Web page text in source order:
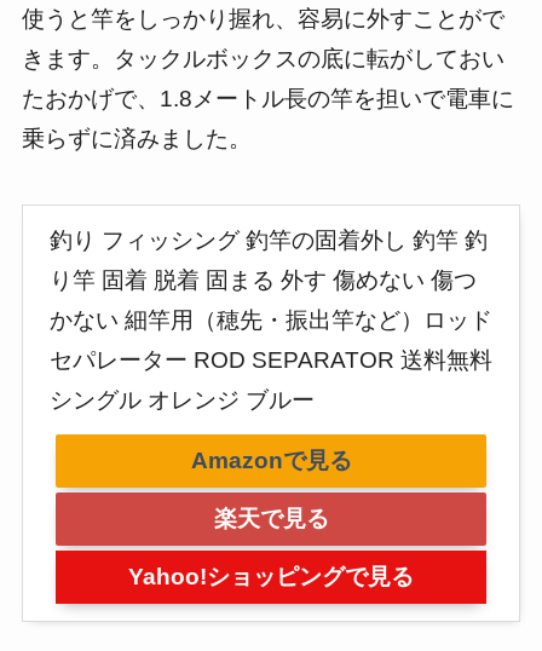
使うと竿をしっかり握れ、容易に外すことがで
きます。タックルボックスの底に転がしておい
たおかげで、1.8メートル長の竿を担いで電車に
乗らずに済みました。
釣り フィッシング 釣竿の固着外し 釣竿 釣
り竿 固着 脱着 固まる 外す 傷めない 傷つ
かない 細竿用（穂先・振出竿など）ロッド
セパレーター ROD SEPARATOR 送料無料
シングル オレンジ ブルー
Amazonで見る
楽天で見る
Yahoo!ショッピングで見る